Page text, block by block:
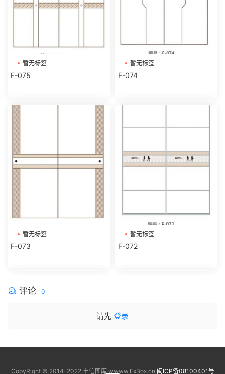
暂无标签
F-075
暂无标签
F-074
暂无标签
F-073
暂无标签
F-072
评论 0
请先 登录
CopyRight © 2014-2022 丰信图库 wwww.FxBox.cn 闽ICP备08100401号